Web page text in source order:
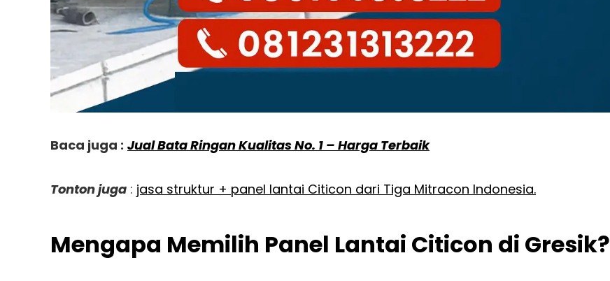
Baca juga : Jual Bata Ringan Kualitas No. 1 – Harga Terbaik
Tonton juga : jasa struktur + panel lantai Citicon dari Tiga Mitracon Indonesia.
Mengapa Memilih Panel Lantai Citicon di Gresik?